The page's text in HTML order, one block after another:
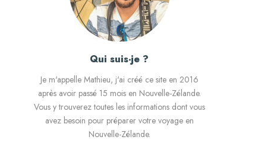
Qui suis-je ?
Je m'appelle Mathieu, j'ai créé ce site en 2016
après avoir passé 15 mois en Nouvelle-Zélande.
Vous y trouverez toutes les informations dont vous
avez besoin pour préparer votre voyage en
Nouvelle-Zélande.